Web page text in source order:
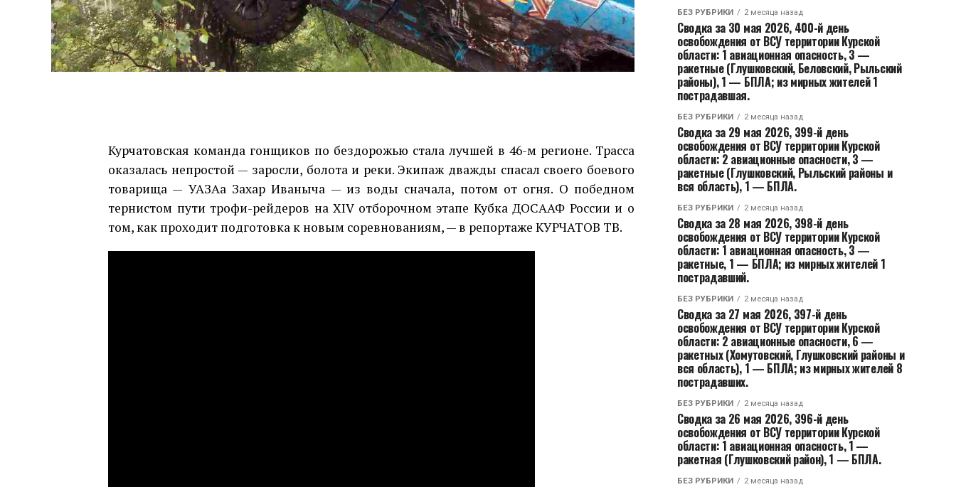
Курчатовская команда гонщиков по бездорожью стала лучшей в 46-м регионе. Трасса
оказалась непростой — заросли, болота и реки. Экипаж дважды спасал своего боевого
товарища — УАЗАа Захар Иваныча — из воды сначала, потом от огня. О победном
тернистом пути трофи-рейдеров на ХIV отборочном этапе Кубка ДОСААФ России и о
том, как проходит подготовка к новым соревнованиям, — в репортаже КУРЧАТОВ ТВ.
БЕЗ РУБРИКИ 2 месяца назад
Сводка за 30 мая 2026, 400-й день
освобождения от ВСУ территории Курской
области: 1 авиационная опасность, 3 —
ракетные (Глушковский, Беловский, Рыльский
районы), 1 — БПЛА; из мирных жителей 1
пострадавшая.
БЕЗ РУБРИКИ 2 месяца назад
Сводка за 29 мая 2026, 399-й день
освобождения от ВСУ территории Курской
области: 2 авиационные опасности, 3 —
ракетные (Глушковский, Рыльский районы и
вся область), 1 — БПЛА.
БЕЗ РУБРИКИ 2 месяца назад
Сводка за 28 мая 2026, 398-й день
освобождения от ВСУ территории Курской
области: 1 авиационная опасность, 3 —
ракетные, 1 — БПЛА; из мирных жителей 1
пострадавший.
БЕЗ РУБРИКИ 2 месяца назад
Сводка за 27 мая 2026, 397-й день
освобождения от ВСУ территории Курской
области: 2 авиационные опасности, 6 —
ракетных (Хомутовский, Глушковский районы и
вся область), 1 — БПЛА; из мирных жителей 8
пострадавших.
БЕЗ РУБРИКИ 2 месяца назад
Сводка за 26 мая 2026, 396-й день
освобождения от ВСУ территории Курской
области: 1 авиационная опасность, 1 —
ракетная (Глушковский район), 1 — БПЛА.
БЕЗ РУБРИКИ 2 месяца назад